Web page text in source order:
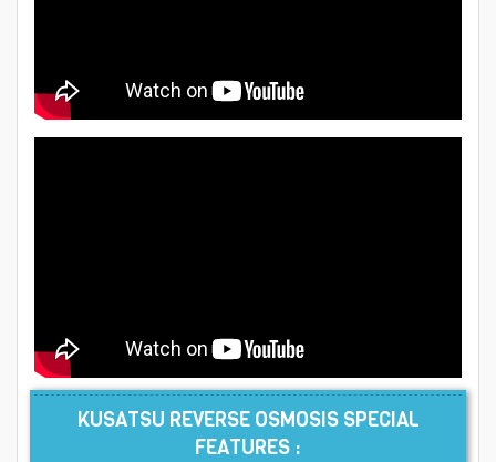
KUSATSU REVERSE OSMOSIS SPECIAL
FEATURES :